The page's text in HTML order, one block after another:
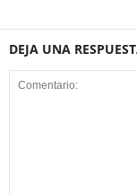
DEJA UNA